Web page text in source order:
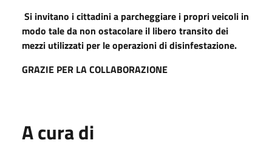
Si invitano i cittadini a parcheggiare i propri veicoli in
modo tale da non ostacolare il libero transito dei
mezzi utilizzati per le operazioni di disinfestazione.
GRAZIE PER LA COLLABORAZIONE
A cura di